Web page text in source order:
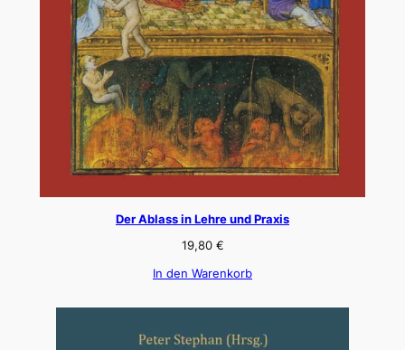
Der Ablass in Lehre und Praxis
19,80 €
In den Warenkorb